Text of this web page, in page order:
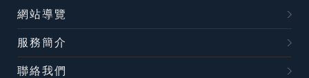
網站導覽
服務簡介
聯絡我們